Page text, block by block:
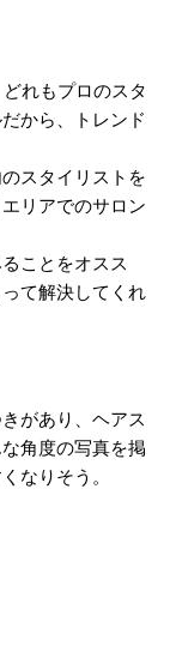
れもプロのスタ
から、トレンド
スタイリストを
リアでのサロン
ことをオスス
て解決してくれ
があり、ヘアス
角度の写真を掲
なりそう。